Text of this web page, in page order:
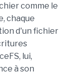
comme le
chaque
d'un fichier
lui,
à son